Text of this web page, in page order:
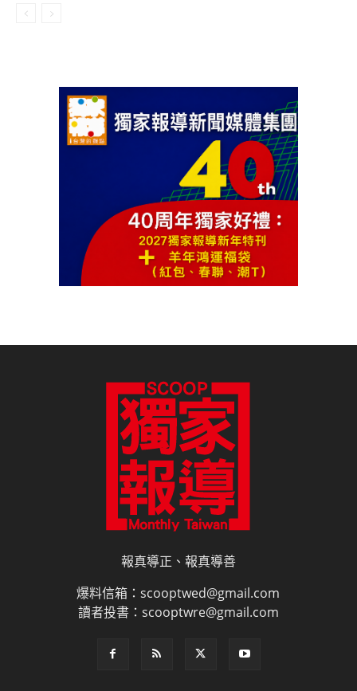
報真導正、報真導善
爆料信箱：scooptwed@gmail.com
讀者投書：scooptwre@gmail.com